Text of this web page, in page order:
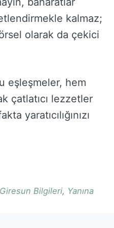
kalmaz;
olarak da çekici
eşleşmeler, hem
çatlatıcı lezzetler
yaratıcılığınızı
Giresun Bilgileri, Yanına